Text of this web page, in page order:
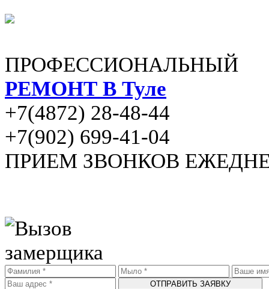
ПРОФЕССИОНАЛЬНЫЙ
РЕМОНТ В Туле
+7(4872) 28-48-44
+7(902) 699-41-04
ПРИЕМ ЗВОНКОВ